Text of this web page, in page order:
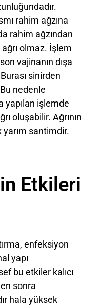
rahim ağzına
rahim ağzından
ağrı olmaz. İşlem
vajinanın dışa
Burası sinirden
nedenle
yapılan işlemde
oluşabilir. Ağrının
santimdir.
Etkileri
enfeksiyon
yapı
bu etkiler kalıcı
sonra
hala yüksek